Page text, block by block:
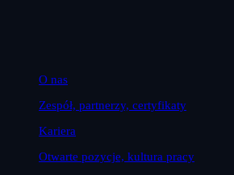
O nas
Zespół, partnerzy, certyfikaty
Kariera
Otwarte pozycje, kultura pracy